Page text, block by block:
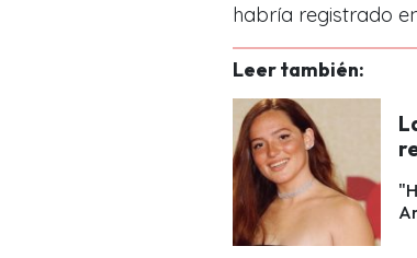
habría registrado
Leer también: